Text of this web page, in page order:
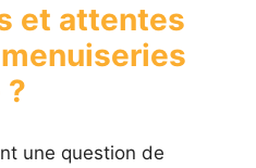
et attentes
?
une question de